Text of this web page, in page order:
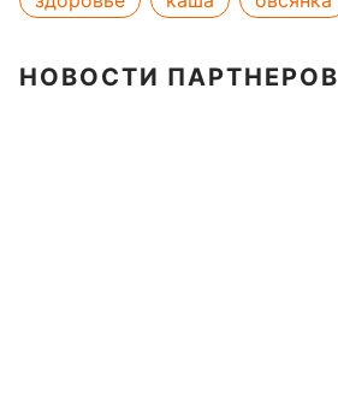
НОВОСТИ ПАРТНЕРОВ